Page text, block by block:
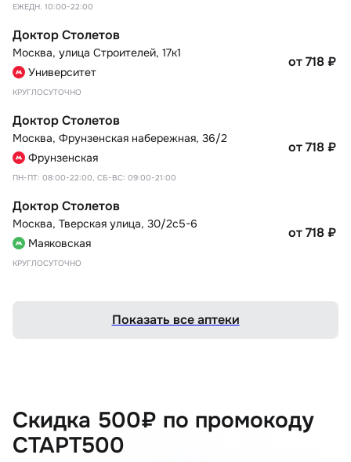
ЕЖЕДН. 10:00-22:00
Доктор Столетов
Москва, улица Строителей, 17к1
Университет
КРУГЛОСУТОЧНО
от 718₽
Доктор Столетов
Москва, Фрунзенская набережная, 36/2
Фрунзенская
ПН-ПТ: 08:00-22:00, СБ-ВС: 09:00-21:00
от 718₽
Доктор Столетов
Москва, Тверская улица, 30/2с5-6
Маяковская
КРУГЛОСУТОЧНО
от 718₽
Показать все аптеки
Скидка 500₽ по промокоду
СТАРТ500